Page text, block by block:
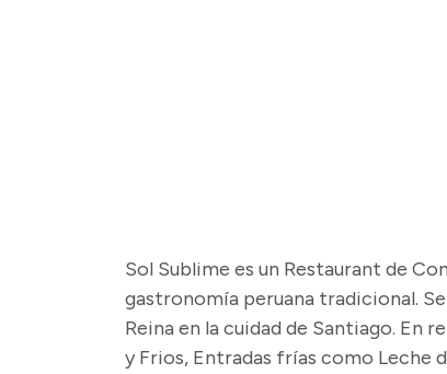
Sol Sublime es un Restaurant de
gastronomía peruana tradicional.
Reina en la cuidad de Santiago. En
y Frios, Entradas frías como Leche